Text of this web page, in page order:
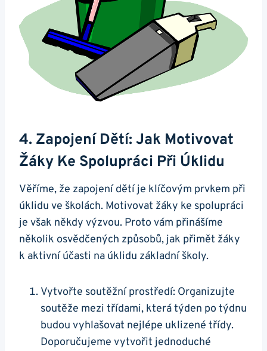
4. Zapojení Dětí: Jak Motivovat
Žáky Ke Spolupráci Při Úklidu
Věříme, že zapojení dětí je klíčovým prvkem při
úklidu ve školách. Motivovat žáky ke spolupráci
je však někdy výzvou. Proto vám přinášíme
několik osvědčených způsobů, jak přimět žáky
k aktivní účasti na úklidu základní školy.
Vytvořte soutěžní prostředí: Organizujte
soutěže mezi třídami, která týden po týdnu
budou vyhlašovat nejlépe uklizené třídy.
Doporučujeme vytvořit jednoduché